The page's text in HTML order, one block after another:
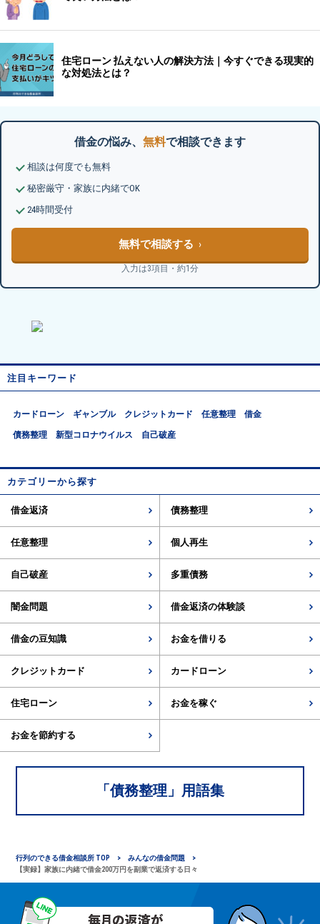
借金の悩み、 無料で相談できます
相談は何度でも無料
秘密厳守・家族に内緒でOK
24時間受付
無料で相談する
入力は3項目・約1分
注目キーワード
カードローン ギャンブル クレジットカード 任意整理 借金
債務整理 新型コロナウイルス 自己破産
カテゴリーから探す
借金返済 債務整理
任意整理 個人再生
自己破産 多重債務
闇金問題 借金返済の体験談
借金の豆知識 お金を借りる
クレジットカード カードローン
住宅ローン お金を稼ぐ
お金を節約する
「債務整理 」用語集
行列のできる借金相談所 TOP
みんなの借金問題
【実録】家族に内緒で借金200万円を副業で返済する日々